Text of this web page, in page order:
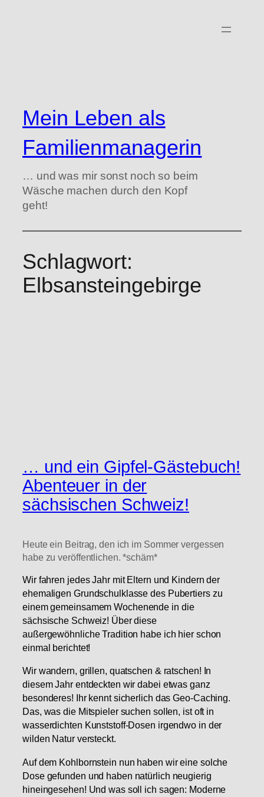
Mein Leben als
Familienmanagerin
… und was mir sonst noch so beim
Wäsche machen durch den Kopf
geht!
Schlagwort:
Elbsansteingebirge
… und ein Gipfel-Gästebuch!
Abenteuer in der
sächsischen Schweiz!
Heute ein Beitrag, den ich im Sommer vergessen
habe zu veröffentlichen. *schäm*
Wir fahren jedes Jahr mit Eltern und Kindern der
ehemaligen Grundschulklasse des Pubertiers zu
einem gemeinsamem Wochenende in die
sächsische Schweiz! Über diese
außergewöhnliche Tradition habe ich hier schon
einmal berichtet!
Wir wandern, grillen, quatschen & ratschen! In
diesem Jahr entdeckten wir dabei etwas ganz
besonderes! Ihr kennt sicherlich das Geo-Caching.
Das, was die Mitspieler suchen sollen, ist oft in
wasserdichten Kunststoff-Dosen irgendwo in der
wilden Natur versteckt.
Auf dem Kohlbornstein nun haben wir eine solche
Dose gefunden und haben natürlich neugierig
hineingesehen! Und was soll ich sagen: Moderne